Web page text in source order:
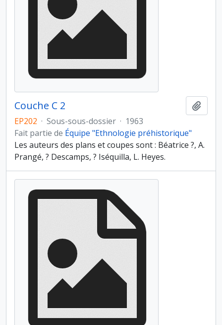
Couche C 2
EP202 · Sous-sous-dossier · 1963
Fait partie de Équipe "Ethnologie préhistorique"
Les auteurs des plans et coupes sont : Béatrice ?, A.
Prangé, ? Descamps, ? Iséquilla, L. Heyes.